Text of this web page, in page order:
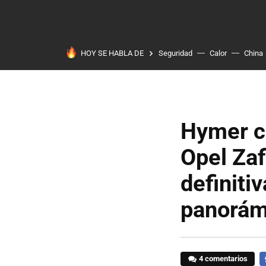
HOY SE HABLA DE Seguridad Calor China
Hymer
Opel
4 comentarios